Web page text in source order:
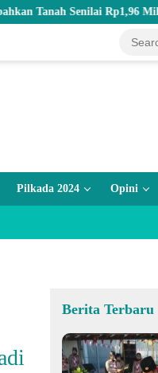
Rp1,96 Miliar untuk Lapas
Pilkada 2024 Opini
Berita Terbaru